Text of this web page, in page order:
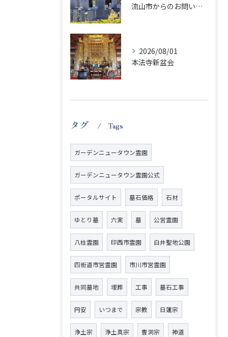
流山市からのお問い合わせが急増中です、かなり悪質な業者さんとお寺さんらしいです
2026/08/01
本法寺新盆会
タグ Tags
ガーデンニュータウン霊園
ガーデンニュータウン霊園公式
ポータルサイト 墓石価格 石材
ゆとり墓 六実 墓 公営霊園
八柱霊園 印西市霊園 白井聖地公園
四街道市営霊園 市川市営霊園
共同墓地 埋葬 工事 墓石工事
円安 いつまで 宗教 日蓮宗
浄土宗 浄土真宗 曹洞宗 神道